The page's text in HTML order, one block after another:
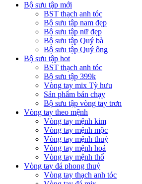
Bộ sưu tập mới
BST thạch anh tóc
Bộ sưu tập nam đẹp
Bộ sưu tập nữ đẹp
Bộ sưu tập Quý bà
Bộ sưu tập Quý ông
Bộ sưu tập hot
BST thạch anh tóc
Bộ sưu tập 399k
Vòng tay mix Tỳ hưu
Sản phẩm bán chạy
Bộ sưu tập vòng tay trơn
Vòng tay theo mệnh
Vòng tay mệnh kim
Vòng tay mệnh mộc
Vòng tay mệnh thuỷ
Vòng tay mệnh hoả
Vòng tay mệnh thổ
Vòng tay đá phong thuỷ
Vòng tay thạch anh tóc